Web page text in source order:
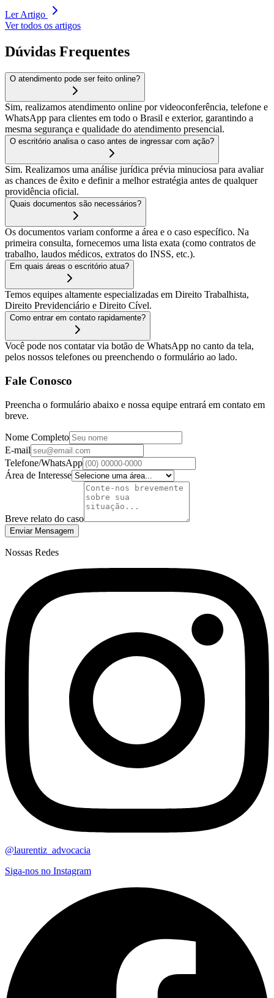
Ler Artigo
Ver todos os artigos
Dúvidas Frequentes
O atendimento pode ser feito online?
Sim, realizamos atendimento online por videoconferência, telefone e
WhatsApp para clientes em todo o Brasil e exterior, garantindo a
mesma segurança e qualidade do atendimento presencial.
O escritório analisa o caso antes de ingressar com ação?
Sim. Realizamos uma análise jurídica prévia minuciosa para avaliar
as chances de êxito e definir a melhor estratégia antes de qualquer
providência oficial.
Quais documentos são necessários?
Os documentos variam conforme a área e o caso específico. Na
primeira consulta, fornecemos uma lista exata (como contratos de
trabalho, laudos médicos, extratos do INSS, etc.).
Em quais áreas o escritório atua?
Temos equipes altamente especializadas em Direito Trabalhista,
Direito Previdenciário e Direito Cível.
Como entrar em contato rapidamente?
Você pode nos contatar via botão de WhatsApp no canto da tela,
pelos nossos telefones ou preenchendo o formulário ao lado.
Fale Conosco
Preencha o formulário abaixo e nossa equipe entrará em contato em
breve.
Nome Completo
E-mail
Telefone/WhatsApp
Área de Interesse
Breve relato do caso
Enviar Mensagem
Nossas Redes
@laurentiz_advocacia
Siga-nos no Instagram